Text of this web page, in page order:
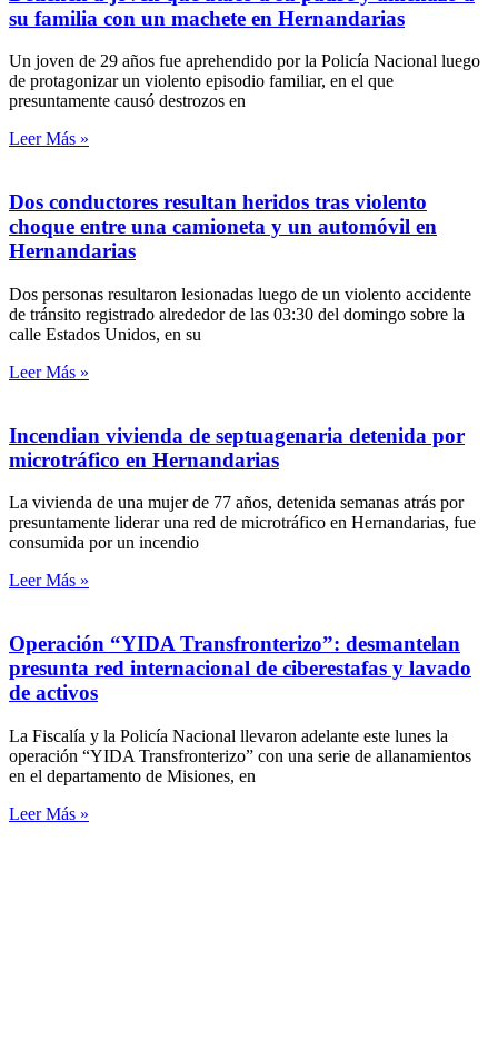
su familia con un machete en Hernandarias
Un joven de 29 años fue aprehendido por la Policía Nacional luego
de protagonizar un violento episodio familiar, en el que
presuntamente causó destrozos en
Leer Más »
Dos conductores resultan heridos tras violento
choque entre una camioneta y un automóvil en
Hernandarias
Dos personas resultaron lesionadas luego de un violento accidente
de tránsito registrado alrededor de las 03:30 del domingo sobre la
calle Estados Unidos, en su
Leer Más »
Incendian vivienda de septuagenaria detenida por
microtráfico en Hernandarias
La vivienda de una mujer de 77 años, detenida semanas atrás por
presuntamente liderar una red de microtráfico en Hernandarias, fue
consumida por un incendio
Leer Más »
Operación “YIDA Transfronterizo”: desmantelan
presunta red internacional de ciberestafas y lavado
de activos
La Fiscalía y la Policía Nacional llevaron adelante este lunes la
operación “YIDA Transfronterizo” con una serie de allanamientos
en el departamento de Misiones, en
Leer Más »